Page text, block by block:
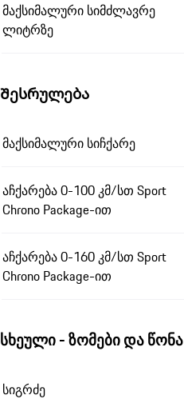
მაქსიმალური სიმძლავრე
ლიტრზე
Შესრულება
მაქსიმალური სიჩქარე
აჩქარება 0-100 კმ/სთ Sport
Chrono Package-ით
აჩქარება 0-160 კმ/სთ Sport
Chrono Package-ით
სხეული - ზომები და წონა
სიგრძე